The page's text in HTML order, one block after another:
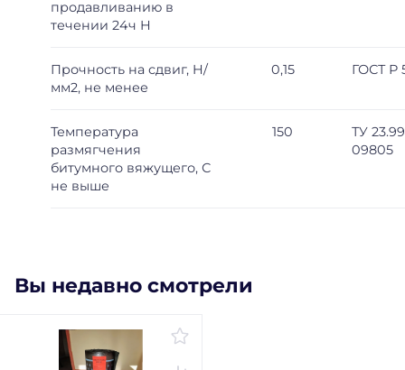
продавливанию в
течении 24ч H
Прочность на сдвиг, H/
мм2, не менее
0,15 ГОСТ Р
Температура
размягчения
битумного вяжущего, С
не выше
150
ТУ
09805
Вы недавно смотрели